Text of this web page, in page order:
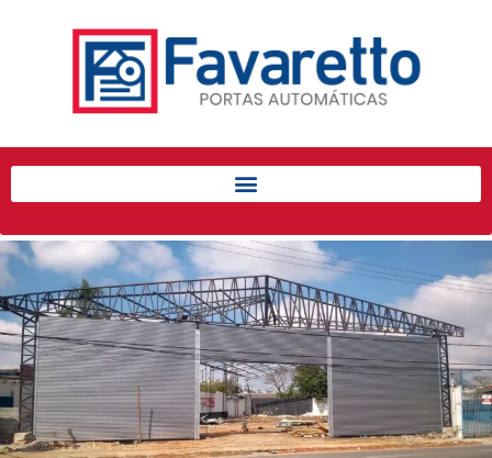
Início
Produtos
Porta de Enrolar Automática
Automatizadores
Acessórios Para Portas de
Enrolar
Pintura eletrostática
Portfólio